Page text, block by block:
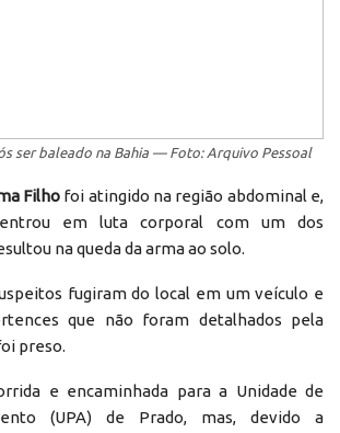
ser baleado na Bahia — Foto: Arquivo Pessoal
Filho foi atingido na região abdominal e,
em luta corporal com um dos
na queda da arma ao solo.
fugiram do local em um veículo e
que não foram detalhados pela
preso.
e encaminhada para a Unidade de
(UPA) de Prado, mas, devido a